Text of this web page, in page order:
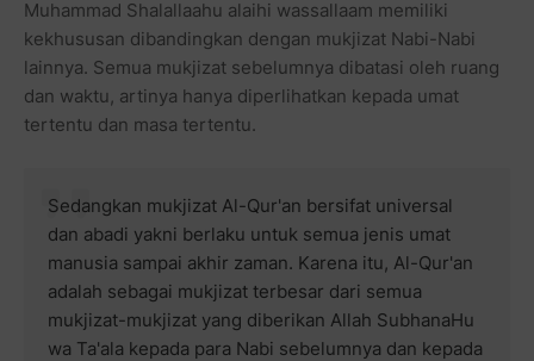
Muhammad Shalallaahu alaihi wassallaam memiliki
kekhususan dibandingkan dengan mukjizat Nabi-Nabi
lainnya. Semua mukjizat sebelumnya dibatasi oleh ruang
dan waktu, artinya hanya diperlihatkan kepada umat
tertentu dan masa tertentu.
Sedangkan mukjizat Al-Qur'an bersifat universal
dan abadi yakni berlaku untuk semua jenis umat
manusia sampai akhir zaman. Karena itu, Al-Qur'an
adalah sebagai mukjizat terbesar dari semua
mukjizat-mukjizat yang diberikan Allah SubhanaHu
wa Ta'ala kepada para Nabi sebelumnya dan kepada